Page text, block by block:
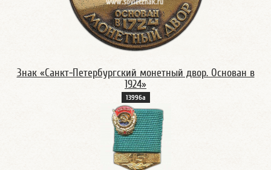
Знак «Санкт-Петербургский монетный двор. Основан в
1924»
13996а